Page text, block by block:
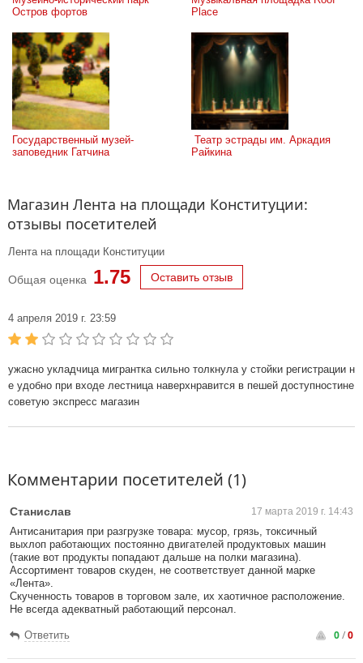
Остров фортов
Place
Государственный музей-
заповедник Гатчина
Райкина
Магазин Лента на площади Конституции:
отзывы посетителей
Лента на площади Конституции
Общая оценка 1.75 Оставить отзыв
4 апреля 2019 г. 23:59
ужасно укладчица мигрантка сильно толкнула у стойки регистрации н
е удобно при входе лестница наверхнравится в пешей доступностине
советую экспресс магазин
Комментарии посетителей (1)
Станислав 17 марта 2019 г. 14:43
Антисанитария при разгрузке товара: мусор, грязь, токсичный
выхлоп работающих постоянно двигателей продуктовых машин
(такие вот продукты попадают дальше на полки магазина).
Ассортимент товаров скуден, не соответствует данной марке
«Лента».
Скученность товаров в торговом зале, их хаотичное расположение.
Не всегда адекватный работающий персонал.
Ответить 0/0